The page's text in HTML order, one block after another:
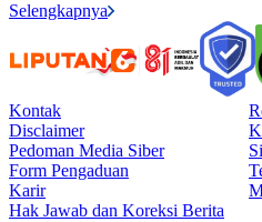
Selengkapnya
Kontak
Disclaimer
Pedoman Media Siber
Form Pengaduan
Karir
Hak Jawab dan Koreksi Berita